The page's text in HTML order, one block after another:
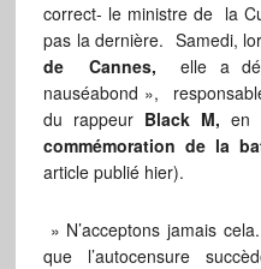
correct- le ministre de la
pas la dernière. Samedi,
de Cannes, elle a
nauséabond »,
du rappeurBlack M, en
commémoration de la
article publié hier).
» N’acceptons jamais
que l’autocensure